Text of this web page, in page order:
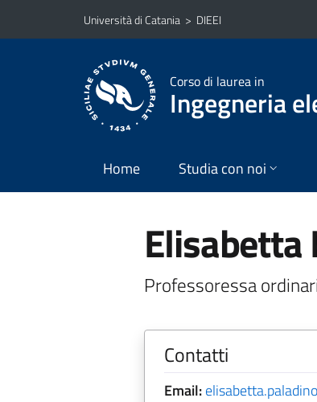
Vai al contenuto principale
Vai al menu di navigazione
Università di Catania > DIEEI
Corso di laurea in
Ingegneria
Home Studia con noi
Elisabetta
Professoressa
Contatti
Email: